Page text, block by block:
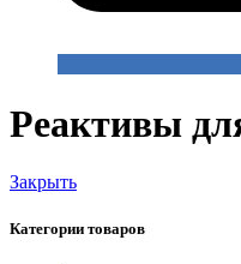
Реактивы
Закрыть
Категории товаров